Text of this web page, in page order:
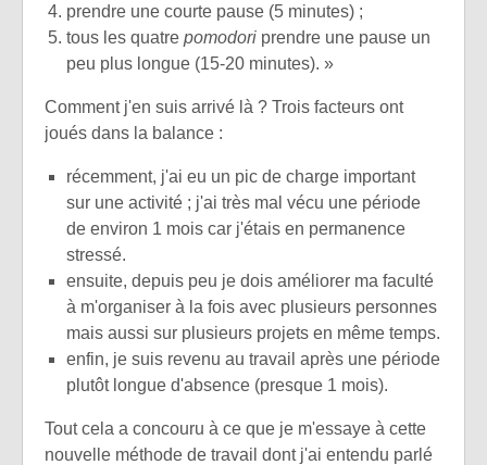
prendre une courte pause (5 minutes) ;
tous les quatre pomodori prendre une pause un
peu plus longue (15-20 minutes). »
Comment j'en suis arrivé là ? Trois facteurs ont
joués dans la balance :
récemment, j'ai eu un pic de charge important
sur une activité ; j'ai très mal vécu une période
de environ 1 mois car j'étais en permanence
stressé.
ensuite, depuis peu je dois améliorer ma faculté
à m'organiser à la fois avec plusieurs personnes
mais aussi sur plusieurs projets en même temps.
enfin, je suis revenu au travail après une période
plutôt longue d'absence (presque 1 mois).
Tout cela a concouru à ce que je m'essaye à cette
nouvelle méthode de travail dont j'ai entendu parlé